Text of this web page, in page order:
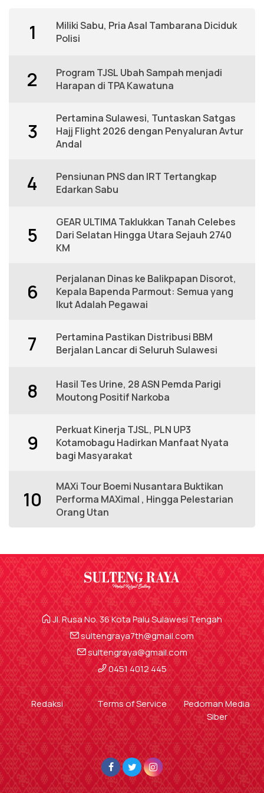
1
Miliki Sabu, Pria Asal Tambarana Diciduk
Polisi
2
Program TJSL Ubah Sampah menjadi
Harapan di TPA Kawatuna
3
Pertamina Sulawesi, Tuntaskan Satgas
Hajj Flight 2026 dengan Penyaluran Avtur
Andal
4
Pensiunan PNS dan IRT Tertangkap
Edarkan Sabu
5
GEAR ULTIMA Taklukkan Tanah Celebes
Dari Selatan Hingga Utara Sejauh 2740
KM
6
Perjalanan Dinas ke Balikpapan Disorot,
Kepala Bapenda Parmout: Semua yang
Ikut Adalah Pegawai
7
Pertamina Pastikan Distribusi BBM
Berjalan Lancar di Seluruh Sulawesi
8
Hasil Tes Urine, 28 ASN Pemda Parigi
Moutong Positif Narkoba
9
Perkuat Kinerja TJSL, PLN UP3
Kotamobagu Hadirkan Manfaat Nyata
bagi Masyarakat
10
MAXi Tour Boemi Nusantara Buktikan
Performa MAXimal , Hingga Pelestarian
Orang Utan
Jl. Rusa No. 36 Kota Palu Sulawesi Tengah
sultengraya7th@gmail.com
sultengraya@gmail.com
0451 4012 445
Redaksi Terms of Service
Pedoman Media
Siber